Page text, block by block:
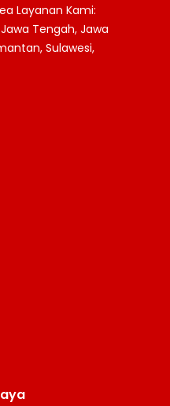
Layanan Kami:
Jawa Tengah, Jawa
Sulawesi,